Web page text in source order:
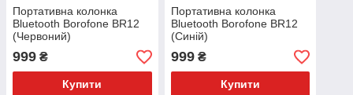
Портативна колонка
Bluetooth Borofone BR12
(Червоний)
999 ₴
Купити
Портативна колонка
Bluetooth Borofone BR12
(Синій)
999₴
Купити